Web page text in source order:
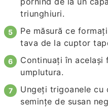
triunghiuri.
Pe măsură ce
tava de la cuptor
Continuați în același
umplutura.
Ungeți trigoanele cu
semințe de susan